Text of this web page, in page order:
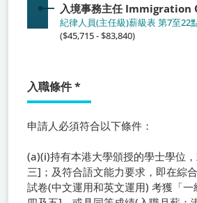
入境事務主任 Immigration
紀律人員(主任級)薪級表 第7至22
($45,715 - $83,840)
入職條件*
申請人必須符合以下條件：
(a)(i)持有本港大學頒授的學士學位
三]；及符合語文能力要求，即在綜
試卷(中文運用和英文運用) 考獲「